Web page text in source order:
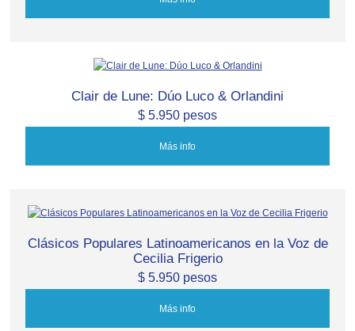
Clair de Lune: Dúo Luco & Orlandini
$ 5.950 pesos
Más info
Clásicos Populares Latinoamericanos en la Voz de
Cecilia Frigerio
$ 5.950 pesos
Más info